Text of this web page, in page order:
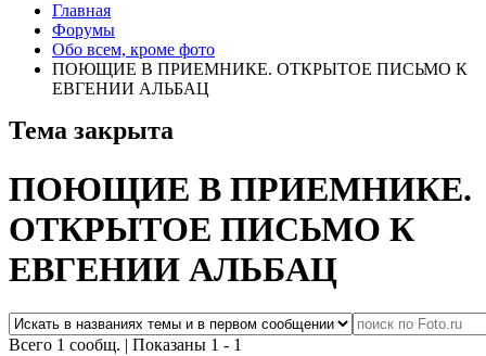
Главная
Форумы
Обо всем, кроме фото
ПОЮЩИЕ В ПРИЕМНИКЕ. ОТКРЫТОЕ ПИСЬМО К
ЕВГЕНИИ АЛЬБАЦ
Тема закрыта
ПОЮЩИЕ В ПРИЕМНИКЕ.
ОТКРЫТОЕ ПИСЬМО К
ЕВГЕНИИ АЛЬБАЦ
Всего 1 сообщ. | Показаны 1 - 1